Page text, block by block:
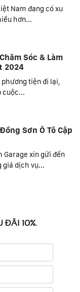
Nam đang có xu
hơn...
Sóc & Làm
2024
tiện đi lại,
cuộc...
Sơn Ô Tô Cập
Garage xin gửi đến
giá dịch vụ...
ĐÃI 10%.